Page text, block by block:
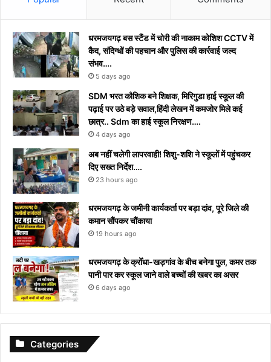
धरमजयगढ़ बस स्टैंड में चोरी की नाकाम कोशिश CCTV में
कैद, संदिग्धों की पहचान और पुलिस की कार्रवाई जल्द
संभव….
5 days ago
​SDM भरत कौशिक बने शिक्षक, मिरिगुडा हाई स्कूल की
पढ़ाई पर उठे बड़े सवाल,हिंदी लेखन में कमजोर मिले कई
छात्र.. Sdm का हाई स्कूल निरक्षण….
4 days ago
अब नहीं चलेगी लापरवाही! शिशु-शशि ने स्कूलों में पहुंचकर
दिए सख्त निर्देश….
23 hours ago
धरमजयगढ़ के जमीनी कार्यकर्ता पर बड़ा दांव, पूरे जिले की
कमान सौंपकर चौंकाया
19 hours ago
धरमजयगढ़ के क्रोँधा-खड़गांव ​के बीच बनेगा पुल, कमर तक
पानी पार कर स्कूल जाने वाले बच्चों की खबर का असर​
6 days ago
Categories